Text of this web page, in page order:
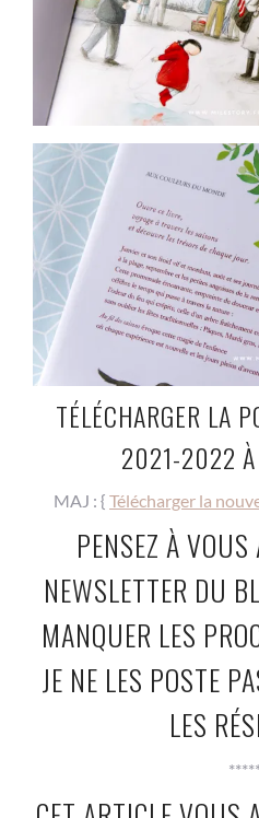
TÉLÉCHARGER LA
2021-2022
MAJ : { Télécharger la
PENSEZ À
NEWSLETTER DU
MANQUER LES
JE NE LES POSTE
LES